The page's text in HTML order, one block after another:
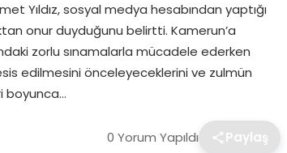
Yıldız, sosyal medya hesabından yaptığı
onur duyduğunu belirtti. Kamerun’a
zorlu sınamalarla mücadele ederken
edilmesini önceleyeceklerini ve zulmün
boyunca…
0 Yorum Yapıldı Paylaş